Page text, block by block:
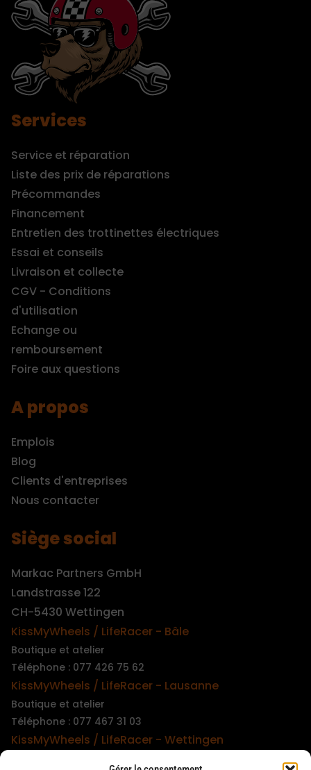
Services
Service et réparation
Liste des prix de réparations
Précommandes
Financement
Entretien des trottinettes électriques
Essai et conseils
Livraison et collecte
CGV - Conditions
d'utilisation
Echange ou
remboursement
Foire aux questions
A propos
Emplois
Blog
Clients d'entreprises
Nous contacter
Siège social
Markac Partners GmbH
Landstrasse 122
CH-5430 Wettingen
KissMyWheels / LifeRacer - Bâle
Boutique et atelier
Téléphone : 077 426 75 62
KissMyWheels / LifeRacer - Lausanne
Boutique et atelier
Téléphone : 077 467 31 03
KissMyWheels / LifeRacer - Wettingen